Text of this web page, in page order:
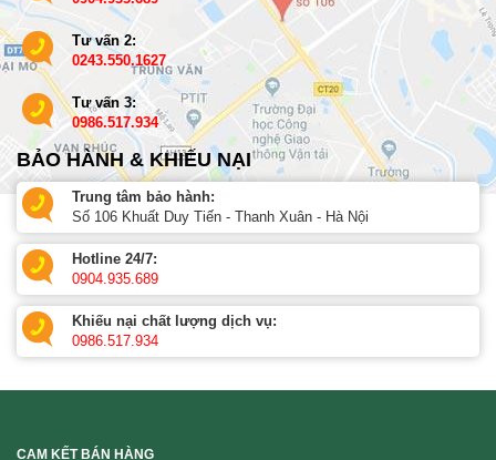
Tư vấn 2:
0243.550.1627
Tư vấn 3:
0986.517.934
BẢO HÀNH & KHIẾU NẠI
Trung tâm bảo hành:
Số 106 Khuất Duy Tiến - Thanh Xuân - Hà Nội
Hotline 24/7:
0904.935.689
Khiếu nại chất lượng dịch vụ:
0986.517.934
CAM KẾT BÁN HÀNG